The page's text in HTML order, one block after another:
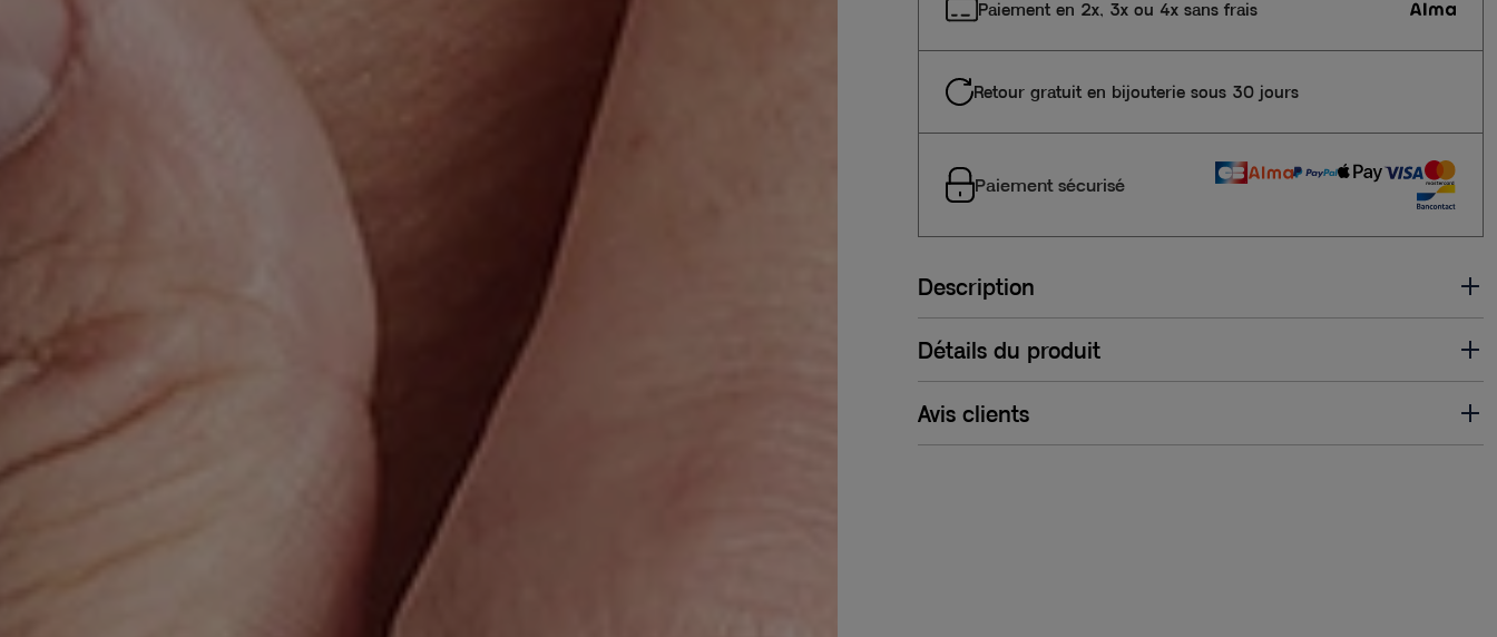
Paiement en 2x, 3x ou 4x sans frais
Retour gratuit en bijouterie sous 30 jours
Paiement sécurisé
Description
Détails du produit
Avis clients